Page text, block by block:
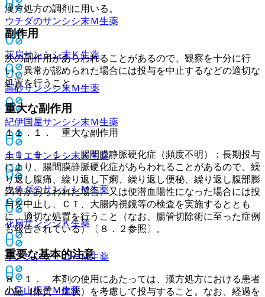
ウチダのサンシシ末Ｍ生薬
花扇サンシシ末Ｋ 生薬
高砂サンシシ末Ｍ生薬
紀伊国屋サンシシ末Ｍ生薬
ホリエサンシシ末Ｋ生薬
ウチダのサンシシＭ生薬
花扇サンシシＫ生薬
サンシシダイコーＭ生薬
小島山梔子Ｍ生薬
漢方処方の調剤に用いる。
副作用
次の副作用があらわれることがあるので、観察を十分に行
い、異常が認められた場合には投与を中止するなどの適切な
処置を行うこと。
重大な副作用
１１．１． 重大な副作用
１１．１．１． 腸間膜静脈硬化症（頻度不明）：長期投与
により、腸間膜静脈硬化症があらわれることがあるので、繰
り返し腹痛、繰り返し下痢、繰り返し便秘、繰り返し腹部膨
満等があらわれた場合、又は便潜血陽性になった場合には投
与を中止し、ＣＴ、大腸内視鏡等の検査を実施するととも
に、適切な処置を行うこと（なお、腸管切除術に至った症例
も報告されている）〔８．２参照〕。
重要な基本的注意
８．１． 本剤の使用にあたっては、漢方処方における患者
の証（体質・症状）を考慮して投与すること。なお、経過を